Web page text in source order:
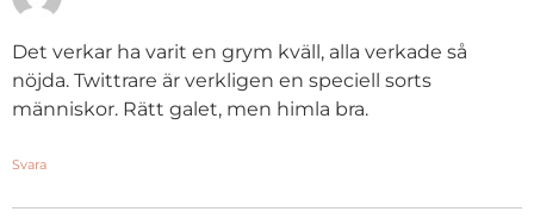
Det verkar ha varit en grym kväll, alla verkade så
nöjda. Twittrare är verkligen en speciell sorts
människor. Rätt galet, men himla bra.
Svara